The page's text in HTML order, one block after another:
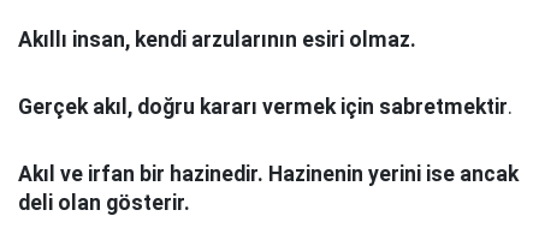
Akıllı insan, kendi arzularının esiri olmaz.
Gerçek akıl, doğru kararı vermek için sabretmektir.
Akıl ve irfan bir hazinedir. Hazinenin yerini ise ancak
deli olan gösterir.